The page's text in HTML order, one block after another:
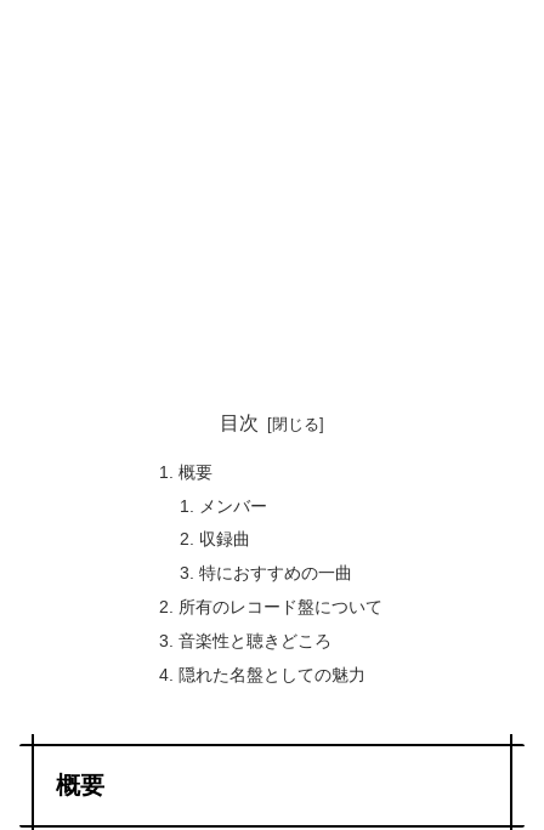
目次
概要
メンバー
収録曲
特におすすめの一曲
所有のレコード盤について
音楽性と聴きどころ
隠れた名盤としての魅力
概要